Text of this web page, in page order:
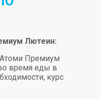
Лютеин:
Премиум
время еды в
курс